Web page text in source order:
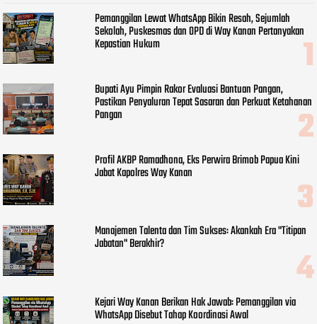
Pemanggilan Lewat WhatsApp Bikin Resah, Sejumlah
Sekolah, Puskesmas dan OPD di Way Kanan Pertanyakan
Kepastian Hukum
Bupati Ayu Pimpin Rakor Evaluasi Bantuan Pangan,
Pastikan Penyaluran Tepat Sasaran dan Perkuat Ketahanan
Pangan
Profil AKBP Ramadhona, Eks Perwira Brimob Papua Kini
Jabat Kapolres Way Kanan
Manajemen Talenta dan Tim Sukses: Akankah Era "Titipan
Jabatan" Berakhir?
Kejari Way Kanan Berikan Hak Jawab: Pemanggilan via
WhatsApp Disebut Tahap Koordinasi Awal